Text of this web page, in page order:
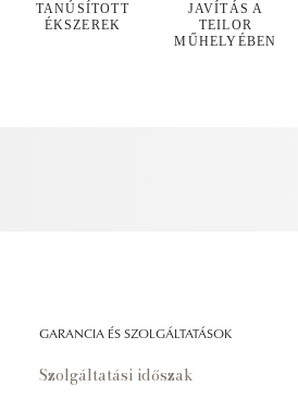
TANÚSÍTOTT
ÉKSZEREK
JAVÍTÁS A
TEILOR
MŰHELYÉBEN
GARANCIA ÉS SZOLGÁLTATÁSOK
Szolgáltatási időszak